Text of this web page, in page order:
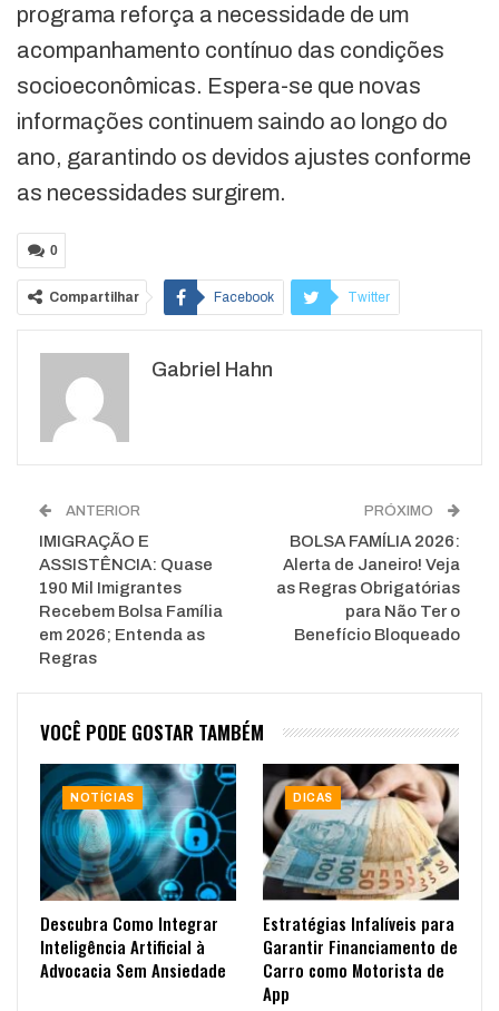
programa reforça a necessidade de um
acompanhamento contínuo das condições
socioeconômicas. Espera-se que novas
informações continuem saindo ao longo do
ano, garantindo os devidos ajustes conforme
as necessidades surgirem.
0
Compartilhar Facebook Twitter
WhatsApp
Gabriel Hahn
ANTERIOR
IMIGRAÇÃO E
ASSISTÊNCIA: Quase
190 Mil Imigrantes
Recebem Bolsa Família
em 2026; Entenda as
Regras
PRÓXIMO
BOLSA FAMÍLIA 2026:
Alerta de Janeiro! Veja
as Regras Obrigatórias
para Não Ter o
Benefício Bloqueado
VOCÊ PODE GOSTAR TAMBÉM
NOTÍCIAS
Descubra Como Integrar
Inteligência Artificial à
Advocacia Sem Ansiedade
DICAS
Estratégias Infalíveis para
Garantir Financiamento de
Carro como Motorista de
App